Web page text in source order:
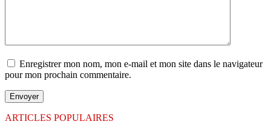
Enregistrer mon nom, mon e-mail et mon site dans le navigateur
pour mon prochain commentaire.
ARTICLES POPULAIRES